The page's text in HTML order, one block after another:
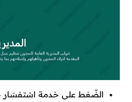
الضّغط على خدمة اسْتفسَار